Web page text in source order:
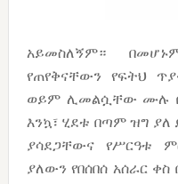
አይመስለኝም።
የጠየቅናቸውን የፍትህ
ወይም ሊመልሷቸው ሙሉ
እንኳ፣ ሂደቱ በጣም ዝግ
ያሳደጋቸውና የሥርዓቱ
ያለውን የበሰበሰ አሰራር